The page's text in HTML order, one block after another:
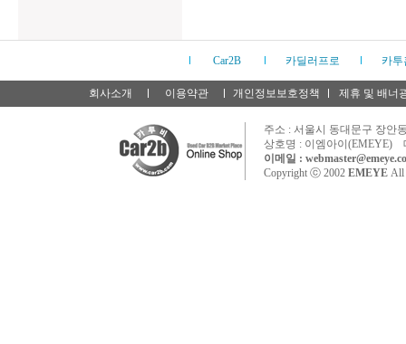
Car2B 카딜러프로 카투
회사소개 이용약관 개인정보보호정책 제휴 및 배너
주소 : 서울시 동대문구 장안
상호명 : 이엠아이(EMEYE)
이메일 :
Copyright ⓒ 2002 EMEYE All